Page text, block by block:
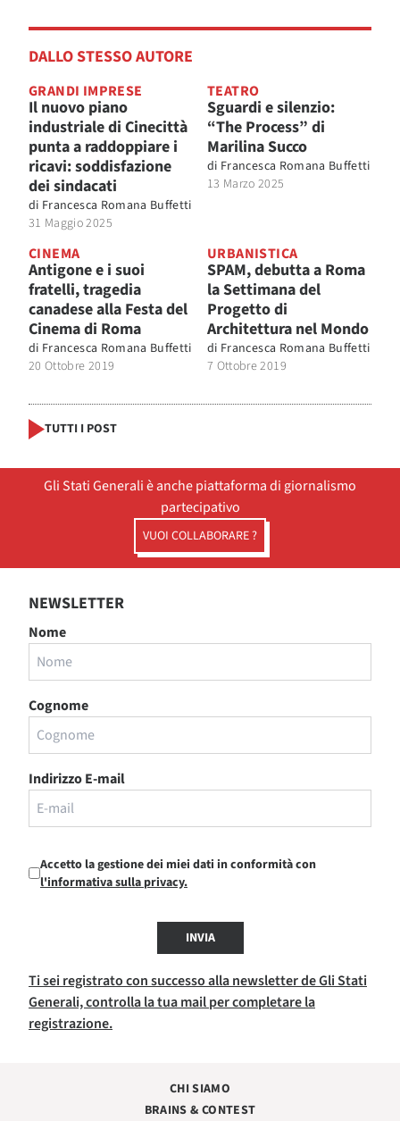
DALLO STESSO AUTORE
GRANDI IMPRESE
Il nuovo piano
industriale di Cinecittà
punta a raddoppiare i
ricavi: soddisfazione
dei sindacati
di Francesca Romana Buffetti
31 Maggio 2025
TEATRO
Sguardi e silenzio:
“The Process” di
Marilina Succo
di Francesca Romana Buffetti
13 Marzo 2025
CINEMA
Antigone e i suoi
fratelli, tragedia
canadese alla Festa del
Cinema di Roma
di Francesca Romana Buffetti
20 Ottobre 2019
URBANISTICA
SPAM, debutta a Roma
la Settimana del
Progetto di
Architettura nel Mondo
di Francesca Romana Buffetti
7 Ottobre 2019
TUTTI I POST
Gli Stati Generali è anche piattaforma di giornalismo
partecipativo
VUOI COLLABORARE ?
NEWSLETTER
Nome
Cognome
Indirizzo E-mail
Accetto la gestione dei miei dati in conformità con
l'informativa sulla privacy.
INVIA
Ti sei registrato con successo alla newsletter de Gli Stati
Generali, controlla la tua mail per completare la
registrazione.
CHI SIAMO
BRAINS & CONTEST